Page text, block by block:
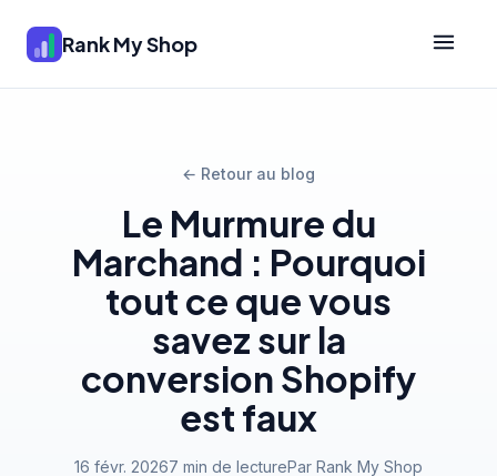
Rank My Shop
← Retour au blog
Le Murmure du
Marchand : Pourquoi
tout ce que vous
savez sur la
conversion Shopify
est faux
16 févr. 20267 min de lecturePar Rank My Shop